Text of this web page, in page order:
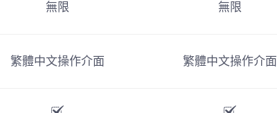
無限
繁體中文操作介面
無限
繁體中文操作介面